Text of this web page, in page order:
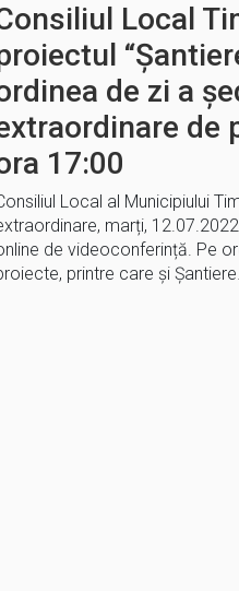
Local
de zi a
de
17:00
Local al Municipiului
marți,
de videoconferință. Pe
printre care și